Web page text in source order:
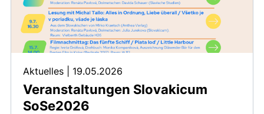
Veranstaltungen Slovakicum
SoSe2026
Aktuelles 19.05.2026